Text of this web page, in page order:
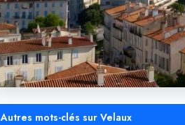
Autres mots-clés sur Velaux